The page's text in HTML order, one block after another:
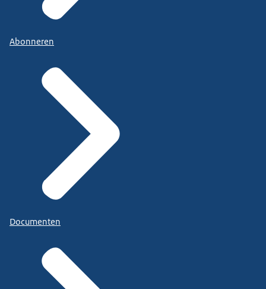
Abonneren
Documenten